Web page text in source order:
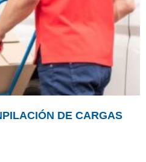
DE CARGAS